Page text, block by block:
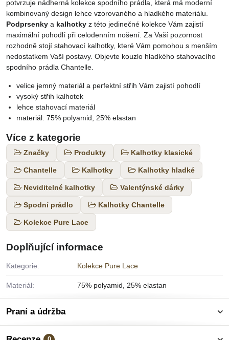
potvrzuje nádherná kolekce spodního prádla, která má moderní
kombinovaný design lehce vzorovaného a hladkého materiálu.
Podprsenky a kalhotky z této jedinečné kolekce Vám zajistí
maximální pohodlí při celodenním nošení. Za Vaší pozornost
rozhodně stojí stahovací kalhotky, které Vám pomohou s menším
nedostatkem Vaší postavy. Objevte kouzlo hladkého stahovacího
spodního prádla Chantelle.
velice jemný materiál a perfektní střih Vám zajistí pohodlí
vysoký střih kalhotek
lehce stahovací materiál
materiál: 75% polyamid, 25% elastan
Více z kategorie
Značky Produkty Kalhotky klasické
Chantelle Kalhotky Kalhotky hladké
Neviditelné kalhotky Valentýnské dárky
Spodní prádlo Kalhotky Chantelle
Kolekce Pure Lace
Doplňující informace
Kategorie: Kolekce Pure Lace
Materiál: 75% polyamid, 25% elastan
Praní a údržba